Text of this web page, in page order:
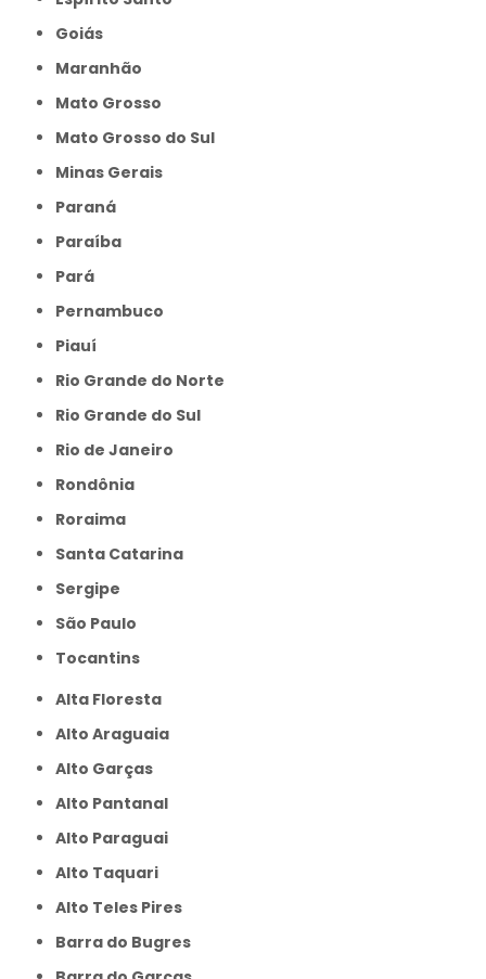
Goiás
Maranhão
Mato Grosso
Mato Grosso do Sul
Minas Gerais
Paraná
Paraíba
Pará
Pernambuco
Piauí
Rio Grande do Norte
Rio Grande do Sul
Rio de Janeiro
Rondônia
Roraima
Santa Catarina
Sergipe
São Paulo
Tocantins
Alta Floresta
Alto Araguaia
Alto Garças
Alto Pantanal
Alto Paraguai
Alto Taquari
Alto Teles Pires
Barra do Bugres